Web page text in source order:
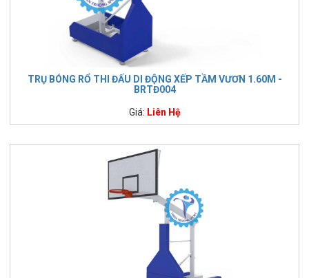
TRỤ BÓNG RỔ THI ĐẤU DI ĐỘNG XẾP TẦM VƯƠN 1.60M -
BRTĐ004
Giá: Liên Hệ